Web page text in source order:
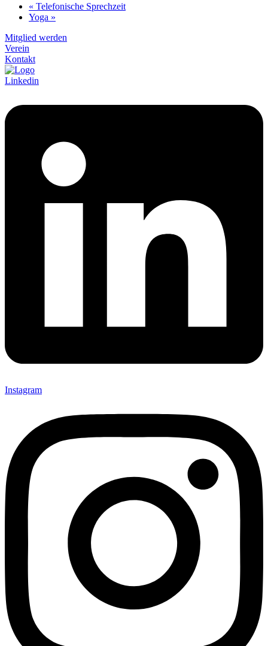
« Telefonische Sprechzeit
Yoga »
Mitglied werden
Verein
Kontakt
Linkedin
Instagram